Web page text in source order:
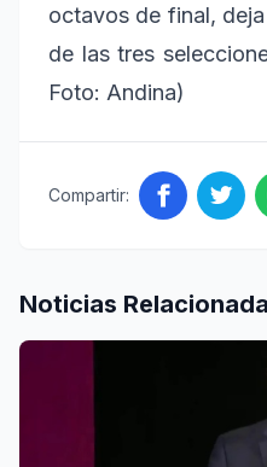
octavos de final,
de las tres
Foto: Andina)
Compartir:
Noticias